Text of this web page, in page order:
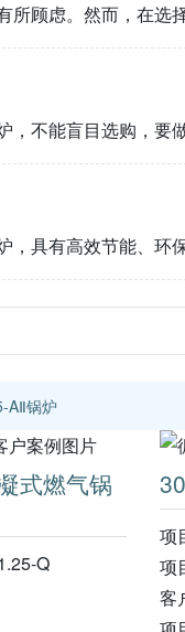
所顾虑。然而，在选
，不能盲目选购，要
，具有高效节能、环
AⅡ锅炉
式燃气锅
Q
项
项
客